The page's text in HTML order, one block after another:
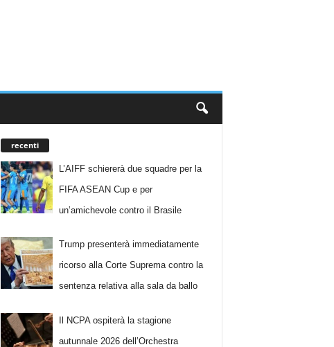
recenti
L’AIFF schiererà due squadre per la
FIFA ASEAN Cup e per
un’amichevole contro il Brasile
Trump presenterà immediatamente
ricorso alla Corte Suprema contro la
sentenza relativa alla sala da ballo
Il NCPA ospiterà la stagione
autunnale 2026 dell’Orchestra